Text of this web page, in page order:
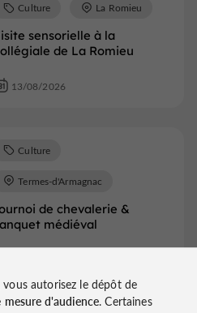
sensorielle à la
de La Romieu
Culture La Romieu
13/08/2026
de chevalerie &
médiéval
Culture
Termes-d'Armagnac
autorisez le dépôt de
mesure d'audience. Certaines